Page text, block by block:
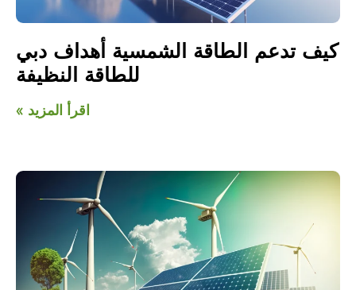
كيف تدعم الطاقة الشمسية أهداف دبي
للطاقة النظيفة
اقرأ المزيد »